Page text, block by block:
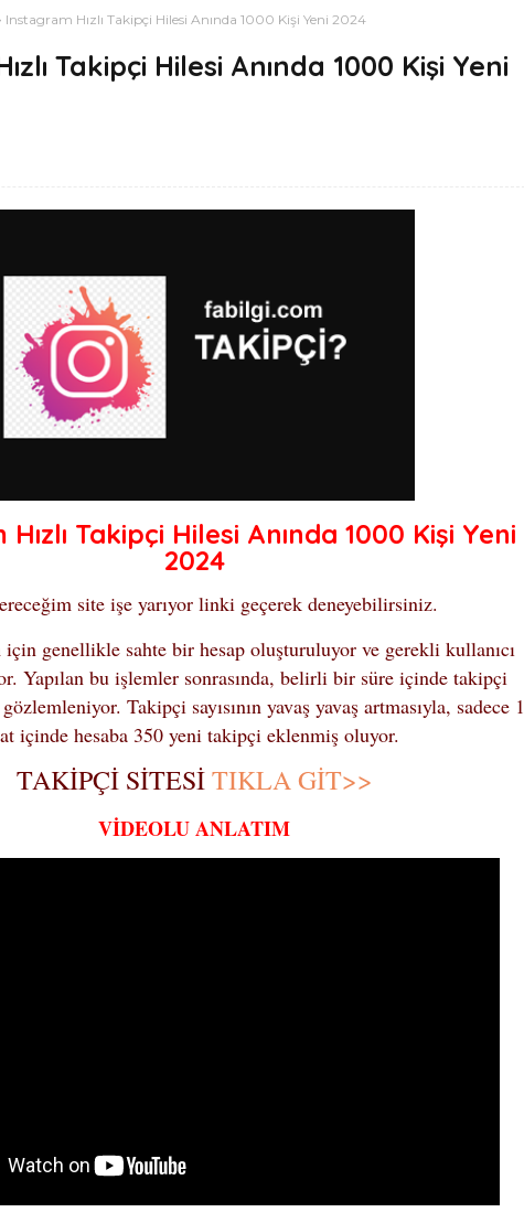
Instagram Hızlı Takipçi Hilesi Anında 1000 Kişi Yeni 2024
Takipçi Hilesi Anında 1000 Kişi Yeni
Takipçi Hilesi Anında 1000 Kişi Yeni
2024
site işe yarıyor linki geçerek deneyebilirsiniz.
genellikle sahte bir hesap oluşturuluyor ve gerekli kullanıcı
Yapılan bu işlemler sonrasında, belirli bir süre içinde takipçi
gözlemleniyor. Takipçi sayısının yavaş yavaş artmasıyla, sadece 1
içinde hesaba 350 yeni takipçi eklenmiş oluyor.
TAKİPÇİ SİTESİTIKLA GİT>>
VİDEOLU ANLATIM